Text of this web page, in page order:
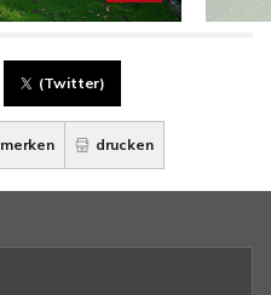
(Twitter)
merken drucken